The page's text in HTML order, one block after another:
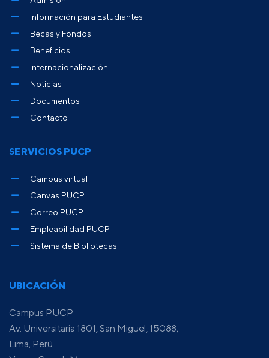
UBICACIÓN
Campus PUCP
Av. Universitaria 1801, San Miguel, 15088,
Lima, Perú
Información para Estudiantes
Becas y Fondos
Beneficios
Internacionalización
Noticias
Documentos
Contacto
SERVICIOS PUCP
Campus virtual
Canvas PUCP
Correo PUCP
Empleabilidad PUCP
Sistema de Bibliotecas